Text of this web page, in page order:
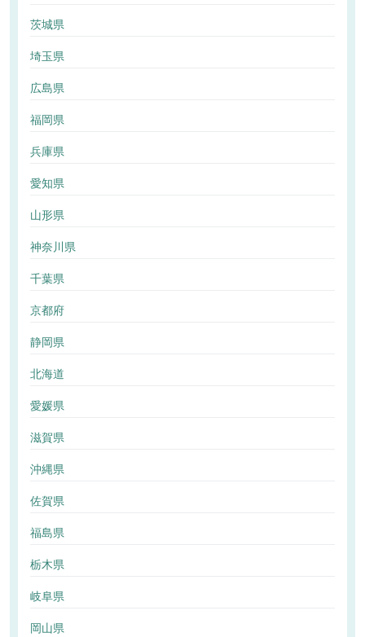
茨城県
埼玉県
広島県
福岡県
兵庫県
愛知県
山形県
神奈川県
千葉県
京都府
静岡県
北海道
愛媛県
滋賀県
沖縄県
佐賀県
福島県
栃木県
岐阜県
岡山県